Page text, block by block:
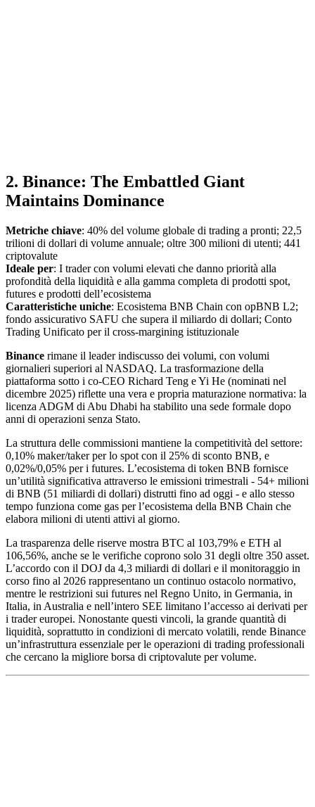
2. Binance: The Embattled Giant
Maintains Dominance
Metriche chiave: 40% del volume globale di trading a pronti; 22,5
trilioni di dollari di volume annuale; oltre 300 milioni di utenti; 441
criptovalute
Ideale per: I trader con volumi elevati che danno priorità alla
profondità della liquidità e alla gamma completa di prodotti spot,
futures e prodotti dell’ecosistema
Caratteristiche uniche: Ecosistema BNB Chain con opBNB L2;
fondo assicurativo SAFU che supera il miliardo di dollari; Conto
Trading Unificato per il cross-margining istituzionale
Binance rimane il leader indiscusso dei volumi, con volumi
giornalieri superiori al NASDAQ. La trasformazione della
piattaforma sotto i co-CEO Richard Teng e Yi He (nominati nel
dicembre 2025) riflette una vera e propria maturazione normativa: la
licenza ADGM di Abu Dhabi ha stabilito una sede formale dopo
anni di operazioni senza Stato.
La struttura delle commissioni mantiene la competitività del settore:
0,10% maker/taker per lo spot con il 25% di sconto BNB, e
0,02%/0,05% per i futures. L’ecosistema di token BNB fornisce
un’utilità significativa attraverso le emissioni trimestrali - 54+ milioni
di BNB (51 miliardi di dollari) distrutti fino ad oggi - e allo stesso
tempo funziona come gas per l’ecosistema della BNB Chain che
elabora milioni di utenti attivi al giorno.
La trasparenza delle riserve mostra BTC al 103,79% e ETH al
106,56%, anche se le verifiche coprono solo 31 degli oltre 350 asset.
L’accordo con il DOJ da 4,3 miliardi di dollari e il monitoraggio in
corso fino al 2026 rappresentano un continuo ostacolo normativo,
mentre le restrizioni sui futures nel Regno Unito, in Germania, in
Italia, in Australia e nell’intero SEE limitano l’accesso ai derivati per
i trader europei. Nonostante questi vincoli, la grande quantità di
liquidità, soprattutto in condizioni di mercato volatili, rende Binance
un’infrastruttura essenziale per le operazioni di trading professionali
che cercano la migliore borsa di criptovalute per volume.